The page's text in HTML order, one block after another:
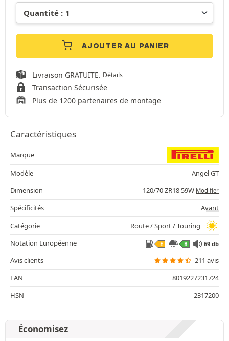
AJOUTER AU PANIER
Livraison GRATUITE. Détails
Transaction Sécurisée
Plus de 1200 partenaires de montage
Caractéristiques
Marque
Modèle
Angel GT
Dimension
120/70 ZR18 59W Modifier
Spécificités
Avant
Catégorie
Route / Sport / Touring
Notation Européenne
E B 69 db
Avis clients
211 avis
EAN
8019227231724
HSN
2317200
Économisez